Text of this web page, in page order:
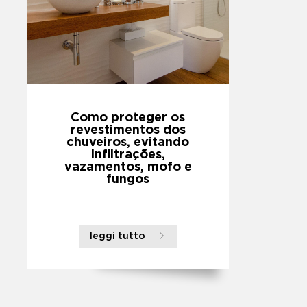
Como proteger os
revestimentos dos
chuveiros, evitando
infiltrações,
vazamentos, mofo e
fungos
leggi tutto